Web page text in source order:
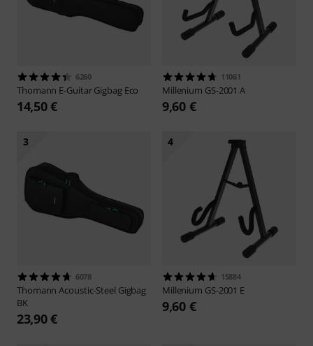
6260
Thomann E-Guitar Gigbag Eco
14,50 €
11061
Millenium GS-2001 A
9,60 €
3
6078
ThomannAcoustic-Steel Gigbag
BK
23,90 €
4
15884
Millenium GS-2001 E
9,60 €